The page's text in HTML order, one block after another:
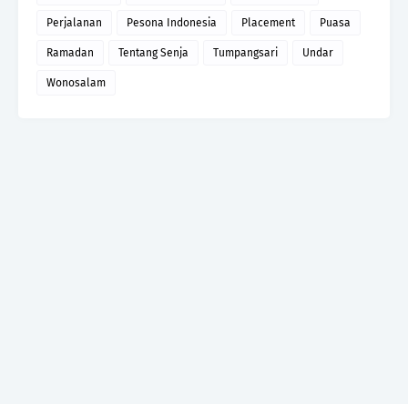
Perjalanan Pesona Indonesia Placement Puasa
Ramadan Tentang Senja Tumpangsari Undar
Wonosalam